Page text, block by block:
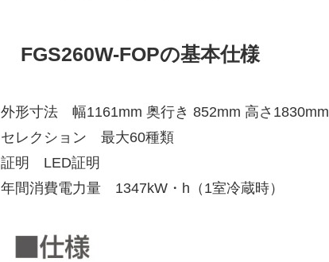
FGS260W-FOPの基本仕様
外形寸法 幅1161mm 奥行き 852mm 高さ1830mm
セレクション 最大60種類
証明 LED証明
年間消費電力量 1347kW・h（1室冷蔵時）